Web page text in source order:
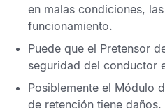
en malas condiciones,
funcionamiento.
Puede que el Pretensor
seguridad del conductor
Posiblemente el Módulo
de retención tiene daños.